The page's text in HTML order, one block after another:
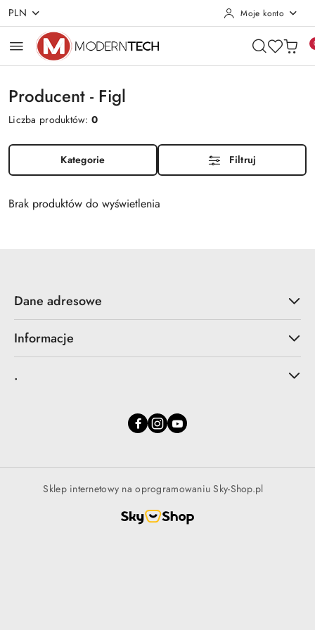
Przejdź do treści głównej
Przejdź do wyszukiwarki
Przejdź do moje konto
Przejdź do menu głównego
Przejdź do stopki
PLN Moje konto
Producent - Figl
Liczba produktów:0
Kategorie Filtruj
Brak produktów do wyświetlenia
Dane adresowe
Informacje
.
Sklep internetowy na oprogramowaniu Sky-Shop.pl